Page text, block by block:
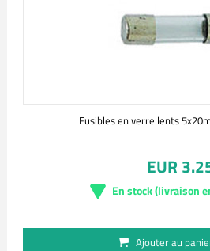
Fusibles en verre lents
EUR
En stock (livraison
Ajouter au